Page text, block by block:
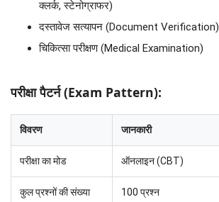
क्लर्क, स्टेनोग्राफर)
दस्तावेज सत्यापन (Document Verification)
चिकित्सा परीक्षण (Medical Examination)
परीक्षा पैटर्न (Exam Pattern):
विवरण जानकारी
परीक्षा का मोड ऑनलाइन (CBT)
कुल प्रश्नों की संख्या 100 प्रश्न